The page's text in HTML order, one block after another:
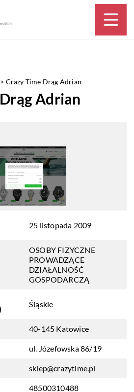
> Crazy Time Drąg Adrian
Adrian
25 listopada 2009
OSOBY FIZYCZNE
PROWADZĄCE
DZIAŁALNOŚĆ
GOSPODARCZĄ
Śląskie
40-145 Katowice
ul. Józefowska 86/19
sklep@crazytime.pl
48500310488